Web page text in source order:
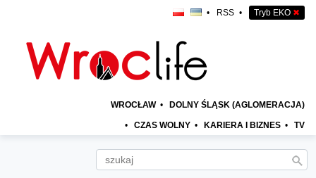
• RSS • Tryb EKO ✖
WROCŁAW • DOLNY ŚLĄSK (AGLOMERACJA)
• CZAS WOLNY • KARIERA I BIZNES • TV